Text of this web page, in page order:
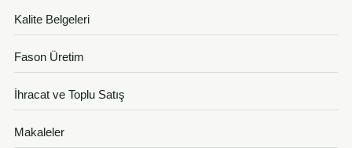
Kalite Belgeleri
Fason Üretim
İhracat ve Toplu Satış
Makaleler